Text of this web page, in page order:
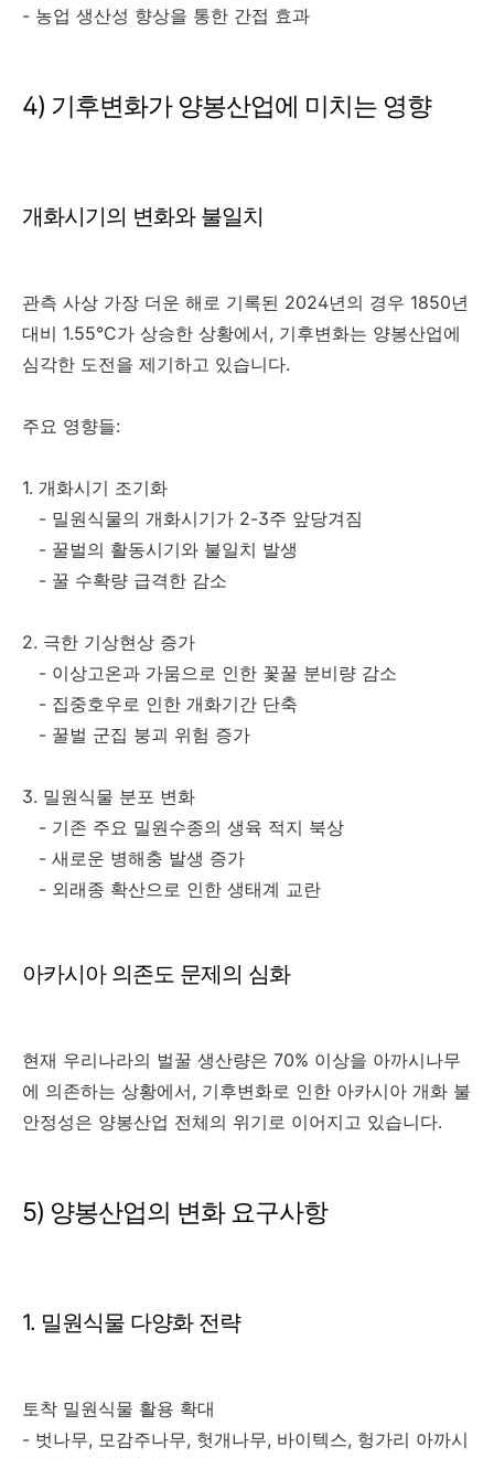
- 농업 생산성 향상을 통한 간접 효과
4) 기후변화가 양봉산업에 미치는 영향
개화시기의 변화와 불일치
관측 사상 가장 더운 해로 기록된 2024년의 경우 1850년
대비 1.55°C가 상승한 상황에서, 기후변화는 양봉산업에
심각한 도전을 제기하고 있습니다.
주요 영향들:
1. 개화시기 조기화
- 밀원식물의 개화시기가 2-3주 앞당겨짐
- 꿀벌의 활동시기와 불일치 발생
- 꿀 수확량 급격한 감소
2. 극한 기상현상 증가
- 이상고온과 가뭄으로 인한 꽃꿀 분비량 감소
- 집중호우로 인한 개화기간 단축
- 꿀벌 군집 붕괴 위험 증가
3. 밀원식물 분포 변화
- 기존 주요 밀원수종의 생육 적지 북상
- 새로운 병해충 발생 증가
- 외래종 확산으로 인한 생태계 교란
아카시아 의존도 문제의 심화
현재 우리나라의 벌꿀 생산량은 70% 이상을 아까시나무
에 의존하는 상황에서, 기후변화로 인한 아카시아 개화 불
안정성은 양봉산업 전체의 위기로 이어지고 있습니다.
5) 양봉산업의 변화 요구사항
1. 밀원식물 다양화 전략
토착 밀원식물 활용 확대
- 벗나무, 모감주나무, 헛개나무, 바이텍스, 헝가리 아까시